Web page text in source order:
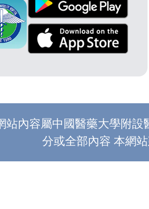
站內容屬中國醫藥大學附
分或全部內容 本網